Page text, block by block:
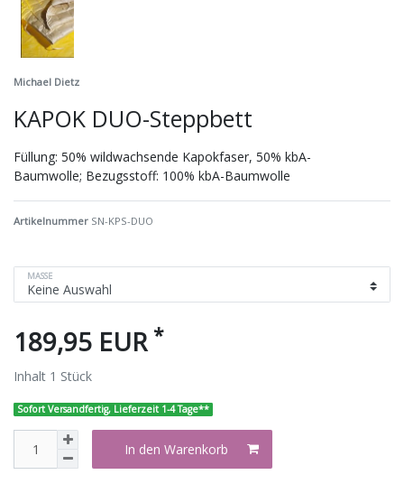
Michael Dietz
KAPOK DUO-Steppbett
Füllung: 50% wildwachsende Kapokfaser, 50% kbA-
Baumwolle; Bezugsstoff: 100% kbA-Baumwolle
Artikelnummer SN-KPS-DUO
MASSE
189,95 EUR *
Inhalt 1 Stück
Sofort Versandfertig, Lieferzeit 1-4 Tage**
In den Warenkorb